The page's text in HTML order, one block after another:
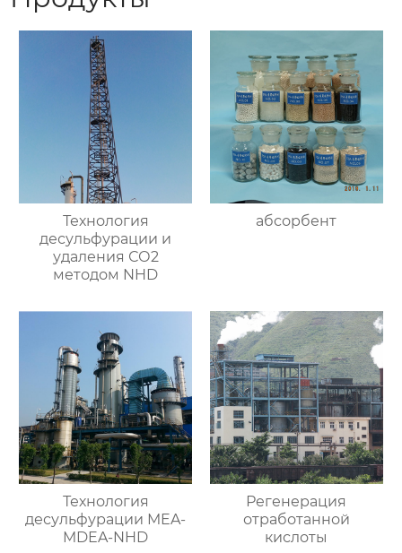
Технология
десульфурации и
удаления СО2
методом NHD
абсорбент
Технология
десульфурации MEA-
MDEA-NHD
Регенерация
отработанной
кислоты